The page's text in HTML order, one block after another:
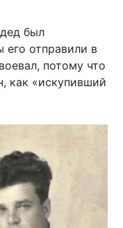
был
его отправили в
потому что
как «искупивший